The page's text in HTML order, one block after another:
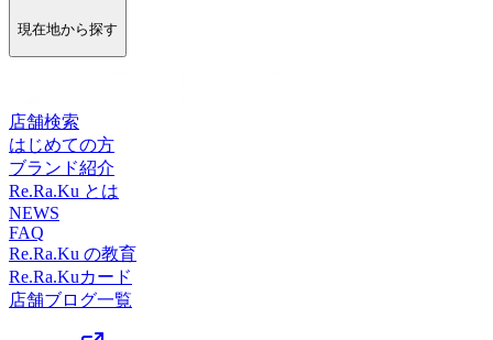
現在地から探す
店舗検索
はじめての方
ブランド紹介
Re.Ra.Ku とは
NEWS
FAQ
Re.Ra.Ku の教育
Re.Ra.Kuカード
店舗ブログ一覧